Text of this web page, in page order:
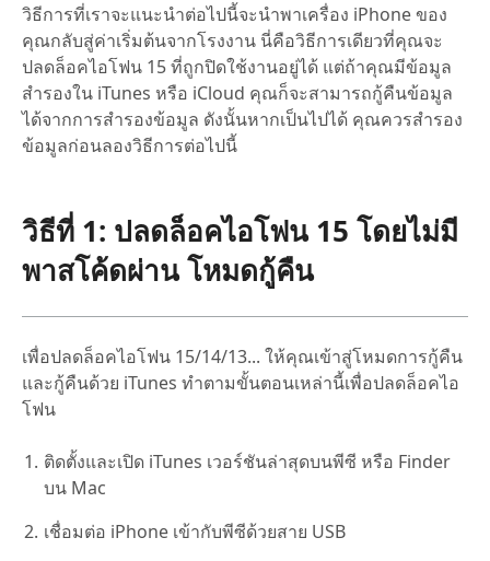
วิธีการที่เราจะแนะนำต่อไปนี้จะนำพาเครื่อง iPhone ของ
คุณกลับสู่ค่าเริ่มต้นจากโรงงาน นี่คือวิธีการเดียวที่คุณจะ
ปลดล็อคไอโฟน 15 ที่ถูกปิดใช้งานอยู่ได้ แต่ถ้าคุณมีข้อมูล
สำรองใน iTunes หรือ iCloud คุณก็จะสามารถกู้คืนข้อมูล
ได้จากการสำรองข้อมูล ดังนั้นหากเป็นไปได้ คุณควรสำรอง
ข้อมูลก่อนลองวิธีการต่อไปนี้
วิธีที่ 1: ปลดล็อคไอโฟน 15 โดยไม่มี
พาสโค้ดผ่าน โหมดกู้คืน
เพื่อปลดล็อคไอโฟน 15/14/13... ให้คุณเข้าสู่โหมดการกู้คืน
และกู้คืนด้วย iTunes ทำตามขั้นตอนเหล่านี้เพื่อปลดล็อคไอ
โฟน
ติดตั้งและเปิด iTunes เวอร์ชันล่าสุดบนพีซี หรือ Finder
บน Mac
เชื่อมต่อ iPhone เข้ากับพีซีด้วยสาย USB